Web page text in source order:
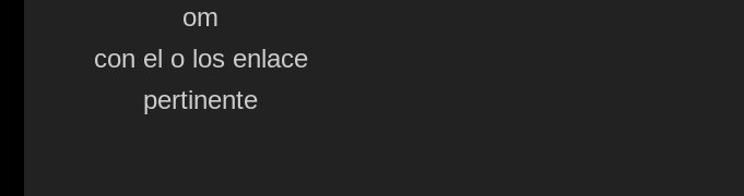
om
con el o los enlace
pertinente